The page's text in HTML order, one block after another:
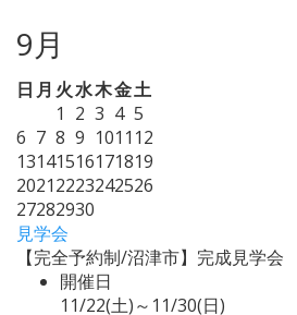
9月
日 月 火水木金土
1 2 3 4 5
6 7 8 9 1011 12
13141516171819
20212223242526
27282930
見学会
【完全予約制/沼津市】完成見学会
開催日
11/22(土)～11/30(日)